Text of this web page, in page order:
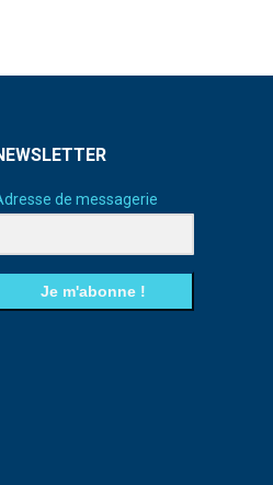
de messagerie
Je m'abonne !